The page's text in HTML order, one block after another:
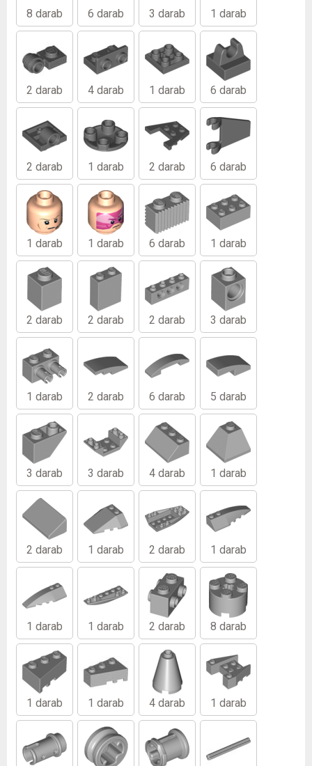
8 darab 6 darab 3 darab 1 darab
2 darab 4 darab 1 darab 6 darab
2 darab 1 darab 2 darab 6 darab
1 darab 1 darab 6 darab 1 darab
2 darab 2 darab 2 darab 3 darab
1 darab 2 darab 6 darab 5 darab
3 darab 3 darab 4 darab 1 darab
2 darab 1 darab 2 darab 1 darab
1 darab 1 darab 2 darab 8 darab
1 darab 1 darab 4 darab 1 darab